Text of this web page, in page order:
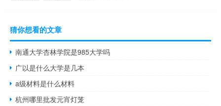
猜你想看的文章
南通大学杏林学院是985大学吗
广以是什么大学是几本
a级材料是什么材料
杭州哪里批发元宵灯笼